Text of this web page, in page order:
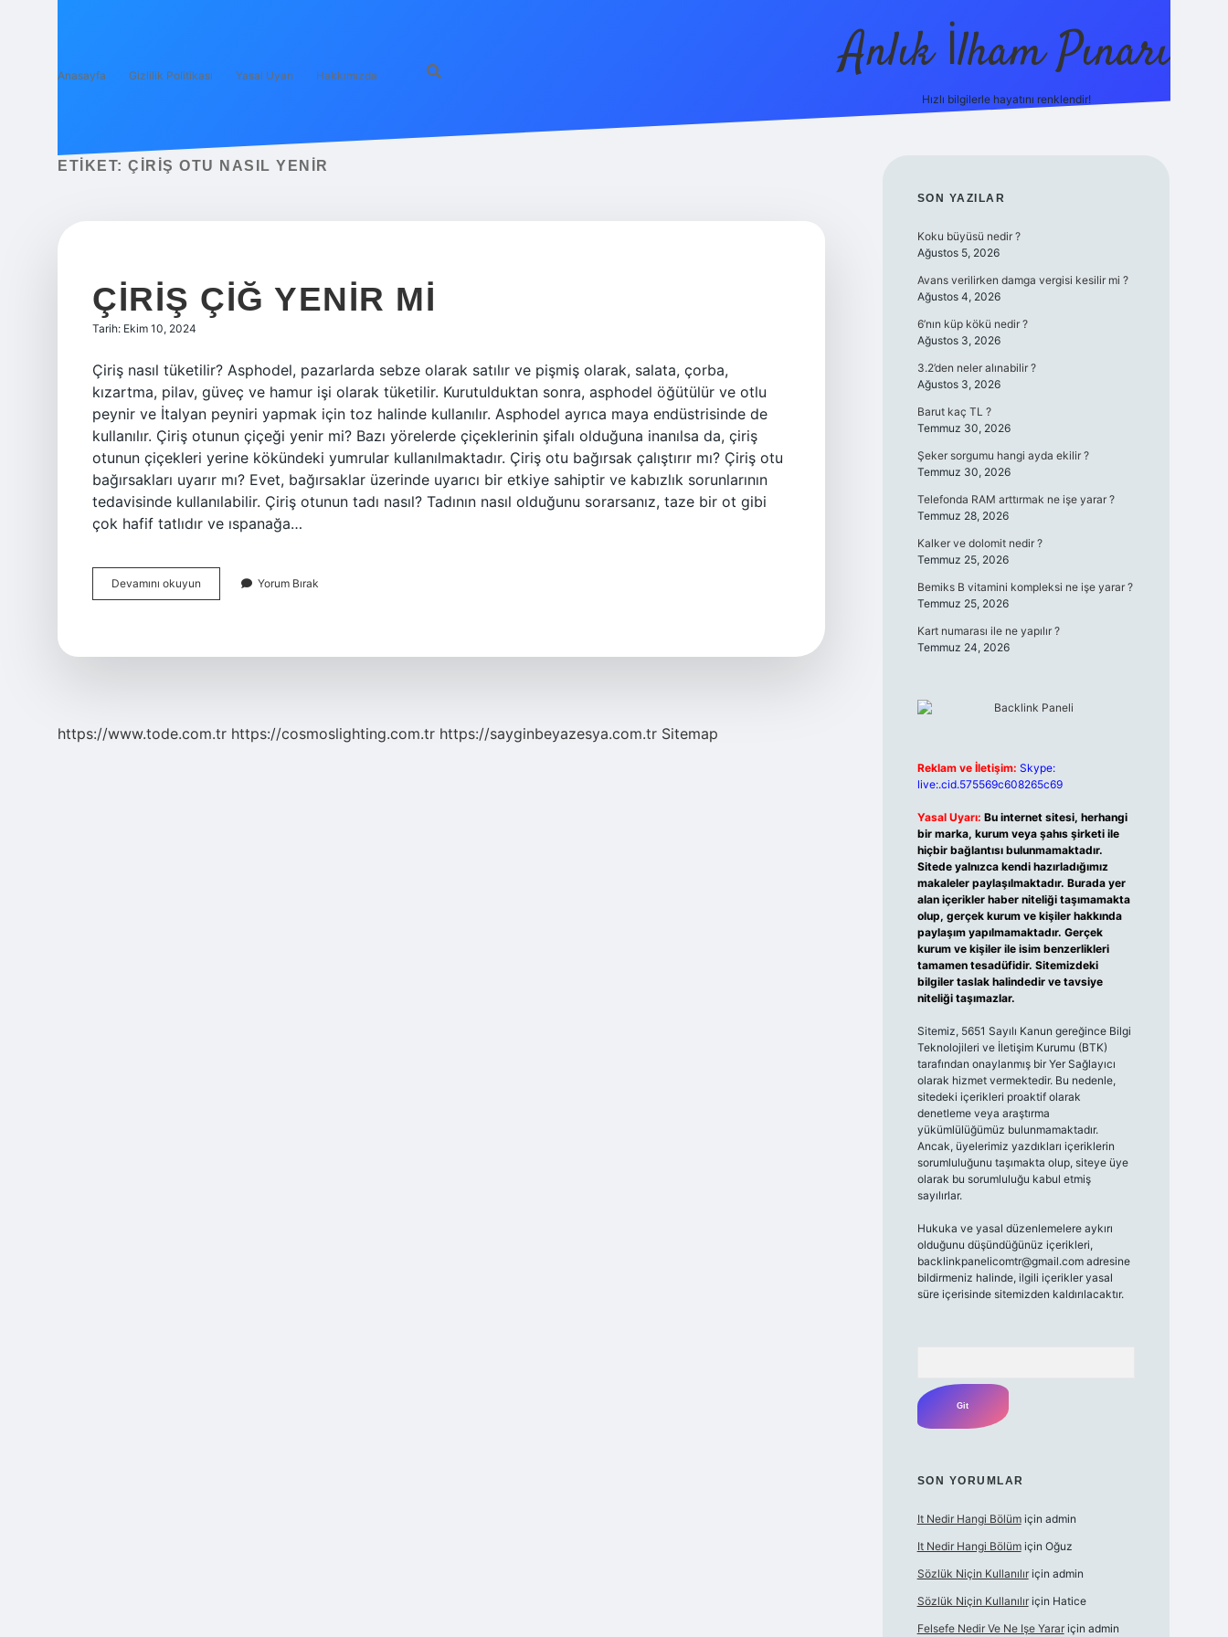
Anasayfa Gizlilik Politikası Yasal Uyarı Hakkımızda Anlık İlham Pınarı
Hızlı bilgilerle hayatını renklendir!
ETIKET: ÇIRIŞ OTU NASIL YENIR
ÇIRIŞ ÇIĞ YENIR MI
Tarih: Ekim 10, 2024
Çiriş nasıl tüketilir? Asphodel, pazarlarda sebze olarak satılır ve pişmiş olarak, salata, çorba,
kızartma, pilav, güveç ve hamur işi olarak tüketilir. Kurutulduktan sonra, asphodel öğütülür ve otlu
peynir ve İtalyan peyniri yapmak için toz halinde kullanılır. Asphodel ayrıca maya endüstrisinde de
kullanılır. Çiriş otunun çiçeği yenir mi? Bazı yörelerde çiçeklerinin şifalı olduğuna inanılsa da, çiriş
otunun çiçekleri yerine kökündeki yumrular kullanılmaktadır. Çiriş otu bağırsak çalıştırır mı? Çiriş otu
bağırsakları uyarır mı? Evet, bağırsaklar üzerinde uyarıcı bir etkiye sahiptir ve kabızlık sorunlarının
tedavisinde kullanılabilir. Çiriş otunun tadı nasıl? Tadının nasıl olduğunu sorarsanız, taze bir ot gibi
çok hafif tatlıdır ve ıspanağa…
Devamını okuyun
Çiğ
Yorum Bırak
https://www.tode.com.tr https://cosmoslighting.com.tr https://sayginbeyazesya.com.tr Sitemap
SIDEBAR
SON YAZILAR
Koku büyüsü nedir ?
Ağustos 5, 2026
Avans verilirken damga vergisi kesilir mi ?
Ağustos 4, 2026
6’nın küp kökü nedir ?
Ağustos 3, 2026
3.2’den neler alınabilir ?
Ağustos 3, 2026
Barut kaç TL ?
Temmuz 30, 2026
Şeker sorgumu hangi ayda ekilir ?
Temmuz 30, 2026
Telefonda RAM arttırmak ne işe yarar ?
Temmuz 28, 2026
Kalker ve dolomit nedir ?
Temmuz 25, 2026
Bemiks B vitamini kompleksi ne işe yarar ?
Temmuz 25, 2026
Kart numarası ile ne yapılır ?
Temmuz 24, 2026
Reklam ve İletişim: Skype:
live:.cid.575569c608265c69
Yasal Uyarı: Bu internet sitesi, herhangi
bir marka, kurum veya şahıs şirketi ile
hiçbir bağlantısı bulunmamaktadır.
Sitede yalnızca kendi hazırladığımız
makaleler paylaşılmaktadır. Burada yer
alan içerikler haber niteliği taşımamakta
olup, gerçek kurum ve kişiler hakkında
paylaşım yapılmamaktadır. Gerçek
kurum ve kişiler ile isim benzerlikleri
tamamen tesadüfidir. Sitemizdeki
bilgiler taslak halindedir ve tavsiye
niteliği taşımazlar.
Sitemiz, 5651 Sayılı Kanun gereğince Bilgi
Teknolojileri ve İletişim Kurumu (BTK)
tarafından onaylanmış bir Yer Sağlayıcı
olarak hizmet vermektedir. Bu nedenle,
sitedeki içerikleri proaktif olarak
denetleme veya araştırma
yükümlülüğümüz bulunmamaktadır.
Ancak, üyelerimiz yazdıkları içeriklerin
sorumluluğunu taşımakta olup, siteye üye
olarak bu sorumluluğu kabul etmiş
sayılırlar.
Hukuka ve yasal düzenlemelere aykırı
olduğunu düşündüğünüz içerikleri,
backlinkpanelicomtr@gmail.comadresine
bildirmeniz halinde, ilgili içerikler yasal
süre içerisinde sitemizden kaldırılacaktır.
SON YORUMLAR
It Nedir Hangi Bölümiçin admin
It Nedir Hangi Bölümiçin Oğuz
Sözlük Niçin Kullanılıriçin admin
Sözlük Niçin Kullanılıriçin Hatice
Felsefe Nedir Ve Ne Işe Yarariçin admin